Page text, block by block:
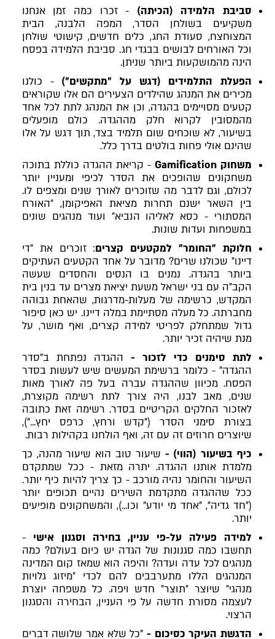
סביבת הלמידה (הכיתה) - זכרו כמה זמן אנחנו
משקיעים בשולחן הסדר, המפה הלבנה, הבית
המצוחצח, סעודת החג, כלים חדשים, קישוטי שולחן
וכל האורחים לבושים בבגדי חג. סביבת הלמידה בפסח
הינה מהמושקעות ביותר שניתן.
הפעלת התלמידים (דגש על ״מתקשים״)- כולנו
מכירים את המנהג שהילדים הצעירים הם אלו שקוראים
קטעים מסויימים בהגדה, וכן את המנהג לתת לכל אחד
מהמסובין לקרוא חלק מההגדה. כולם מופעלים
בשיעור, לא שוכחים שום תלמיד בצד, תוך דגש על אלו
שהינם אולי פחות בולטים בדרך כלל.
משחוק Gamification - קריאת ההגדה כוללת בתוכה
משחקונים שהופכים את הסדר לכיפי ומעניין יותר
לכולם, וגם לדבר מה שזוכרים לאורך שנים ומצפים לו.
בין השאר ישנם תחרות מציאת האפיקומן, ״האורח
המסתורי - כסא לאליהו הנביא״ ועוד מנהגים שונים
במשפחות ועדות שונות.
חלוקת ״החומר״ למקטעים קצרים: זוכרים את ״די
דיינו״ שכולנו שרים? מדובר על אחד הקטעים העתיקים
ביותר בהגדה. נמנים בו הנסים והחסדים שעשה
הקב"ה עם בני ישראל משעת יציאת מצרים עד בנין בית
המקדש, כרשימה של מעלות-מדרגות, שהאחת גבוהה
מחברתה. כל מעלה מסתיימת במלה דיינו. יש כאן סיפור
גדול שמתחלק לפריטי למידה קצרים, ואף מושר, על
מנת שיהיה זכיר יותר.
לתת סימנים כדי לזכור - ההגדה נפתחת ב"סדר
ההגדה" - כלומר ברשימת המעשים שיש לעשות בסדר
הפסח. מכיוון שההגדה עברה בעל פה לאורך מאות
שנים, מאב לבנו, היה צורך לתת רשימה מקוצרת,
לאזכור החלקים הקריטיים בסדר. רשימה זאת כתובה
בצורת סימני הסדר ("קדש ורחץ, כרפס יחץ..."),
שיוצרים חרוזים זה עם זה, ואף הולחנו בקהילות רבות.
כיף בשיעור (הווי) - שיעור טוב הוא שיעור מהנה, כך
מלמדת אותנו ההגדה. יתרה מזאת - ככל שמתקדם
השיעור והחומר נהיה מורכב - כך צריך להיות כיף יותר.
ככל שההגדה מתקדמת השירים נהיים תכופים יותר
("חד גדיה", "אחד מי יודע" וכו...), והמשחקונים מופיעים
יותר.
למידה פעילה על-פי עניין, בחירה וסגנון אישי -
תחשבו כמה סגנונות של הגדה יש כיום בעולם? כמה
מנהגים לכל עדה ועדה? והיפה הוא שמאז קום המדינה
המנהגים הללו מתערבבים להם לכדי ״מיזוג גלויות
מנהגי״ שיוצר ״תוצר״ חדש ויפה. כל משפחה יוצרת
לעצמה מסורת חדשה על פי העניין, הבחירה והסגנון
הרצוי.
הדגשת העיקר כסיכום -"כל שלא אמר שלושה דברים